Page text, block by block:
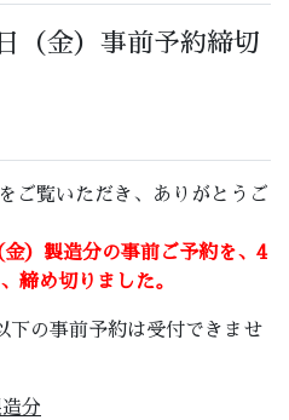
（金）事前予約締切
ご覧いただき、ありがとうご
）製造分の事前ご予約を、4
締め切りました。
下の事前予約は受付できませ
分